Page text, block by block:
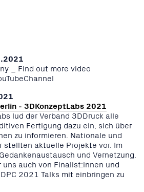
_ Find out more video
- 3DKonzeptLabs 2021
lud der Verband 3DDruck alle
Fertigung dazu ein, sich über
zu informieren. Nationale und
stellten aktuelle Projekte vor. Im
und Vernetzung.
auch von Finalist:innen und
2021 Talks mit einbringen zu